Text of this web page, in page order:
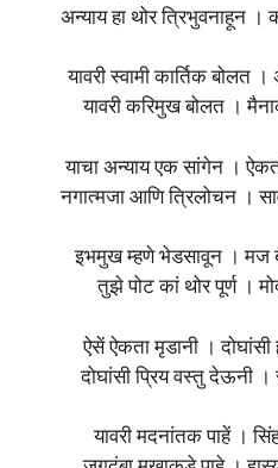
अन्याय हा थोर त्रिभुवनाहून
यावरी स्वामी कार्तिक बोलत
यावरी करिमुख बोलत ।
याचा अन्याय एक सांगेन ।
नगात्मजा आणि त्रिलोचन ।
इभमुख म्हणे भेडसावून । मज
तुझे पोट कां थोर पूर्ण ।
ऐसें ऐकता मृडानी । दोघांसी
दोघांसी प्रिय वस्तु देऊनी
यावरी मदनांतक पाहें ।